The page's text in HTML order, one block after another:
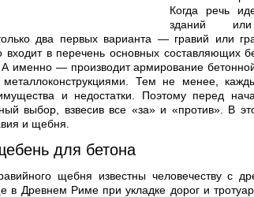
Когда речь
зданий
два первых варианта — гравий или
входит в перечень основных составляющих
именно — производит армирование
металлоконструкциями. Тем не менее,
и недостатки. Поэтому перед
выбор, взвесив все «за» и «против». В
и щебня.
для бетона
щебня известны человечеству с
в Древнем Риме при укладке дорог и